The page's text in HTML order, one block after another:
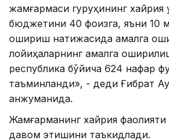
жамғармаси гуруҳининг хайрия
бюджетини 40 фоизга, яъни 10
ошириш натижасида амалга
лойиҳаларнинг амалга
республика бўйича 624 нафар
таъминланди», - деди Ғибрат
анжуманида.
Жамғарманинг хайрия
давом этишини таъкидлади.